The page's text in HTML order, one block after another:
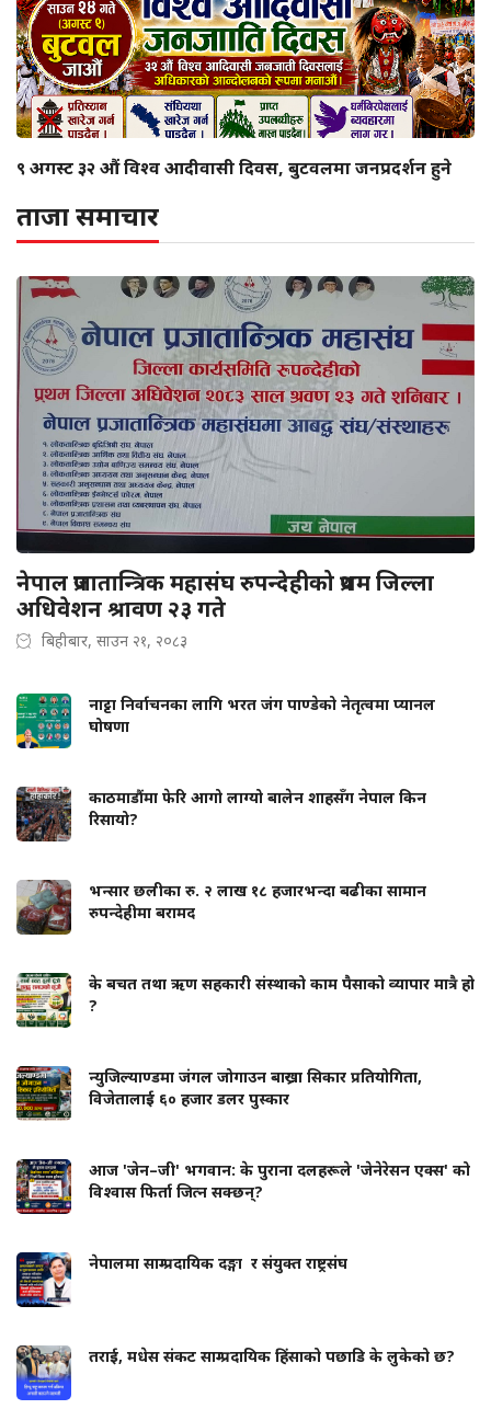
९ अगस्ट ३२ औं विश्व आदीवासी दिवस, बुटवलमा जनप्रदर्शन हुने
ताजा समाचार
नेपाल प्रजातान्त्रिक महासंघ रुपन्देहीको प्रथम जिल्ला
अधिवेशन श्रावण २३ गते
बिहीबार, साउन २१, २०८३
नाट्टा निर्वाचनका लागि भरत जंग पाण्डेको नेतृत्वमा प्यानल
घोषणा
काठमाडौंमा फेरि आगो लाग्यो बालेन शाहसँग नेपाल किन
रिसायो?
भन्सार छलीका रु. २ लाख १८ हजारभन्दा बढीका सामान
रुपन्देहीमा बरामद
के बचत तथा ऋण सहकारी संस्थाको काम पैसाको व्यापार मात्रै हो
?
न्युजिल्याण्डमा जंगल जोगाउन बाख्रा सिकार प्रतियोगिता,
विजेतालाई ६० हजार डलर पुस्कार
आज 'जेन–जी' भगवान: के पुराना दलहरूले 'जेनेरेसन एक्स' को
विश्वास फिर्ता जित्न सक्छन्?
नेपालमा साम्प्रदायिक दङ्गा र संयुक्त राष्ट्रसंघ
तराई, मधेस संकट साम्प्रदायिक हिंसाको पछाडि के लुकेको छ?